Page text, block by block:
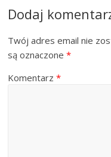
Dodaj
Twój adres email nie
są oznaczone*
Komentarz*